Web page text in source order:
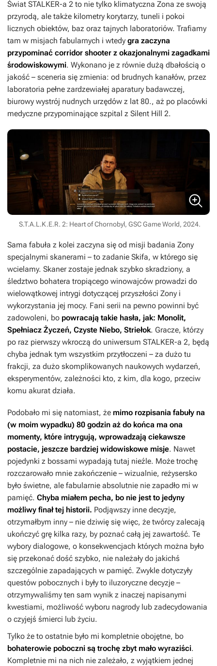
Świat STALKER-a 2 to nie tylko klimatyczna Zona ze swoją
przyrodą, ale także kilometry korytarzy, tuneli i pokoi
licznych obiektów, baz oraz tajnych laboratoriów. Trafiamy
tam w misjach fabularnych i wtedy gra zaczyna
przypominać corridor shooter z okazjonalnymi zagadkami
środowiskowymi. Wykonano je z równie dużą dbałością o
jakość – sceneria się zmienia: od brudnych kanałów, przez
laboratoria pełne zardzewiałej aparatury badawczej,
biurowy wystrój nudnych urzędów z lat 80., aż po placówki
medyczne przypominające szpital z Silent Hill 2.
S.T.A.L.K.E.R. 2: Heart of Chornobyl, GSC Game World, 2024.
Sama fabuła z kolei zaczyna się od misji badania Zony
specjalnymi skanerami – to zadanie Skifa, w którego się
wcielamy. Skaner zostaje jednak szybko skradziony, a
śledztwo bohatera tropiącego winowajców prowadzi do
wielowątkowej intrygi dotyczącej przyszłości Zony i
wykorzystania jej mocy. Fani serii na pewno powinni być
zadowoleni, bo powracają takie hasła, jak: Monolit,
Spełniacz Życzeń, Czyste Niebo, Striełok. Gracze, którzy
po raz pierwszy wkroczą do uniwersum STALKER-a 2, będą
chyba jednak tym wszystkim przytłoczeni – za dużo tu
frakcji, za dużo skomplikowanych naukowych wydarzeń,
eksperymentów, zależności kto, z kim, dla kogo, przeciw
komu akurat działa.
Podobało mi się natomiast, że mimo rozpisania fabuły na
(w moim wypadku) 80 godzin aż do końca ma ona
momenty, które intrygują, wprowadzają ciekawsze
postacie, jeszcze bardziej widowiskowe misje. Nawet
pojedynki z bossami wypadają tutaj nieźle. Może trochę
rozczarowało mnie zakończenie – wizualnie, reżysersko
było świetne, ale fabularnie absolutnie nie zapadło mi w
pamięć. Chyba miałem pecha, bo nie jest to jedyny
możliwy finał tej historii. Podjąwszy inne decyzje,
otrzymałbym inny – nie dziwię się więc, że twórcy zalecają
ukończyć grę kilka razy, by poznać całą jej zawartość. Te
wybory dialogowe, o konsekwencjach których można było
się przekonać dość szybko, nie należały do jakichś
szczególnie zapadających w pamięć. Zwykle dotyczyły
questów pobocznych i były to iluzoryczne decyzje –
otrzymywaliśmy ten sam wynik z inaczej napisanymi
kwestiami, możliwość wyboru nagrody lub zadecydowania
o czyjejś śmierci lub życiu.
Tylko że to ostatnie było mi kompletnie obojętne, bo
bohaterowie poboczni są trochę zbyt mało wyraziści.
Kompletnie mi na nich nie zależało, z wyjątkiem jednej